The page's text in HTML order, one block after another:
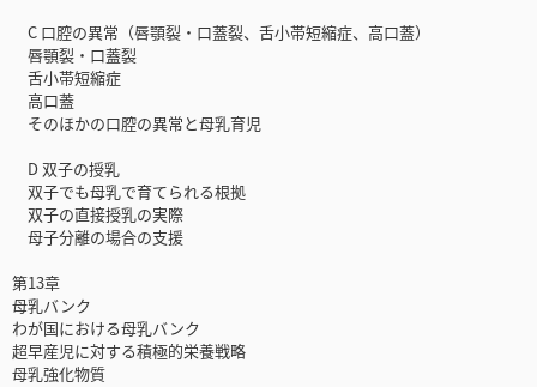
C 口腔の異常（唇顎裂・口蓋裂、舌小帯短縮症、高口蓋）
唇顎裂・口蓋裂
舌小帯短縮症
高口蓋
そのほかの口腔の異常と母乳育児
D 双子の授乳
双子でも母乳で育てられる根拠
双子の直接授乳の実際
母子分離の場合の支援
第13章
母乳バンク
わが国における母乳バンク
超早産児に対する積極的栄養戦略
母乳強化物質